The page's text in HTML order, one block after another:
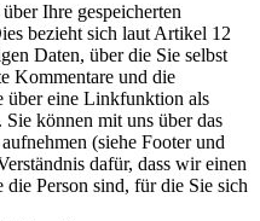
Ihre gespeicherten
bezieht sich laut Artikel 12
Daten, über die Sie selbst
Kommentare und die
über eine Linkfunktion als
können mit uns über das
(siehe Footer und
dafür, dass wir einen
die Person sind, für die Sie sich